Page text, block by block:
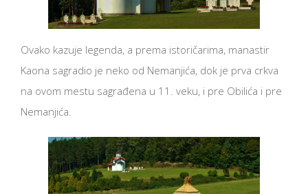
Ovako kazuje legenda, a prema istoričarima, manastir
Kaona sagradio je neko od Nemanjića, dok je prva crkva
na ovom mestu sagrađena u 11. veku, i pre Obilića i pre
Nemanjića.